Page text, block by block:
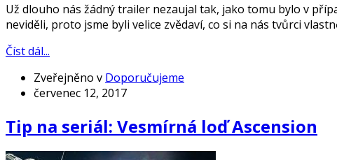
Už dlouho nás žádný trailer nezaujal tak, jako tomu bylo v
neviděli, proto jsme byli velice zvědaví, co si na nás tvůrci
Číst dál...
Zveřejněno v Doporučujeme
červenec 12, 2017
Tip na seriál: Vesmírná loď Ascension